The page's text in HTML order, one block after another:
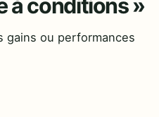
à conditions »
gains ou performances